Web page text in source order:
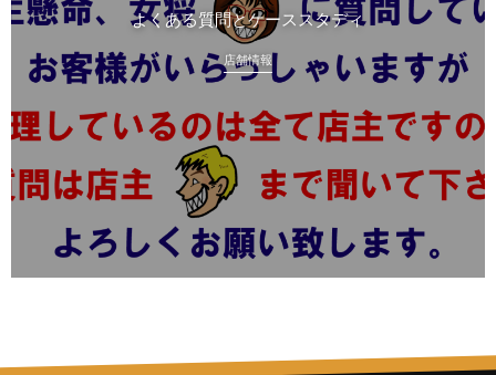
よくある質問とケーススタディ
店舗情報